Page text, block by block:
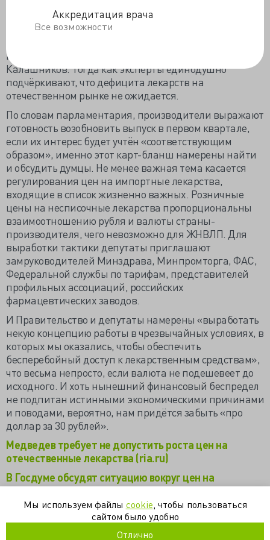
Аккредитация врача
Все возможности
совершенно исключает компенсаторную лабильность.
«Сложилась ситуация, когда себестоимость этих
которую их пытаются покупать», - напоминает
Калашников. Тогда как эксперты единодушно
подчёркивают, что дефицита лекарств на
отечественном рынке не ожидается.
По словам парламентария, производители выражают
готовность возобновить выпуск в первом квартале,
если их интерес будет учтён «соответствующим
образом», именно этот карт-бланш намерены найти
и обсудить думцы. Не менее важная тема касается
регулирования цен на импортные лекарства,
входящие в список жизненно важных. Розничные
цены на несписочные лекарства пропорциональны
взаимоотношению рубля и валюты страны-
производителя, чего невозможно для ЖНВЛП. Для
выработки тактики депутаты приглашают
замруководителей Минздрава, Минпромторга, ФАС,
Федеральной службы по тарифам, представителей
профильных ассоциаций, российских
фармацевтических заводов.
И Правительство и депутаты намерены «выработать
некую концепцию работы в чрезвычайных условиях, в
которых мы оказались, чтобы обеспечить
бесперебойный доступ к лекарственным средствам»,
что весьма непросто, если валюта не подешевеет до
исходного. И хоть нынешний финансовый беспредел
не подпитан истинными экономическими причинами
и поводами, вероятно, нам придётся забыть «про
доллар за 30 рублей».
Медведев требует не допустить роста цен на
отечественные лекарства (ria.ru)
В Госдуме обсудят ситуацию вокруг цен на
лекарства и импортозамещение в фармацевтике
(itar-tass.com)
Результат химпрома в 2014 году — самый низкий за
Мы используем файлы cookie , чтобы пользоваться
сайтом было удобно
Отлично